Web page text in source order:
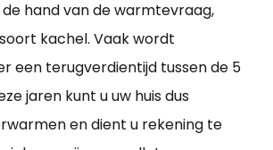
hand van de warmtevraag,
kachel. Vaak wordt
een terugverdientijd tussen de 5
jaren kunt u uw huis dus
en dient u rekening te